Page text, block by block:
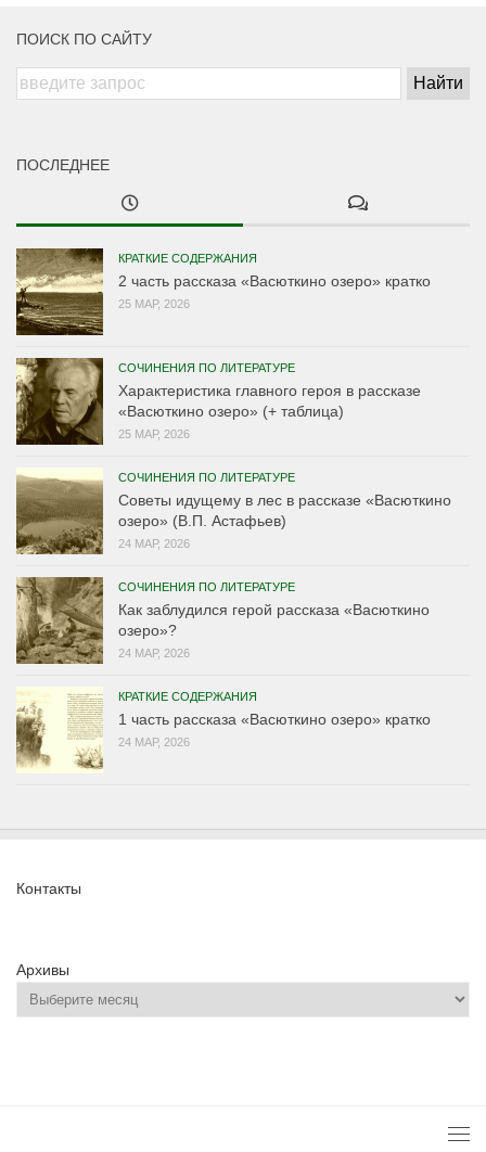
ПОИСК ПО САЙТУ
ПОСЛЕДНЕЕ
КРАТКИЕ СОДЕРЖАНИЯ
2 часть рассказа «Васюткино озеро» кратко
25 МАР, 2026
СОЧИНЕНИЯ ПО ЛИТЕРАТУРЕ
Характеристика главного героя в рассказе
«Васюткино озеро» (+ таблица)
25 МАР, 2026
СОЧИНЕНИЯ ПО ЛИТЕРАТУРЕ
Советы идущему в лес в рассказе «Васюткино
озеро» (В.П. Астафьев)
24 МАР, 2026
СОЧИНЕНИЯ ПО ЛИТЕРАТУРЕ
Как заблудился герой рассказа «Васюткино
озеро»?
24 МАР, 2026
КРАТКИЕ СОДЕРЖАНИЯ
1 часть рассказа «Васюткино озеро» кратко
24 МАР, 2026
Контакты
Архивы